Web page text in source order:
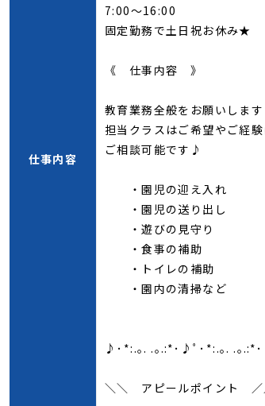
仕事内容
7:00～16:00
固定勤務で土日祝お休み★
《 仕事内容 》
教育業務全般をお願いします
担当クラスはご希望やご経験
ご相談可能です♪
・園児の迎え入れ
・園児の送り出し
・遊びの見守り
・食事の補助
・トイレの補助
・園内の清掃など
♪･*:.｡. .｡.:*･♪ﾟ･*:.｡. .｡.:*
＼＼ アピールポイント ／